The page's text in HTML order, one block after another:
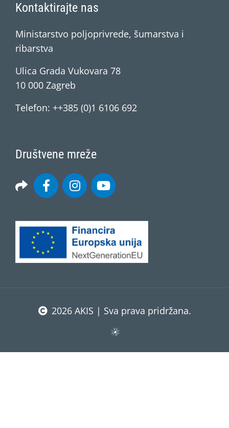
Kontaktirajte nas
Ministarstvo poljoprivrede, šumarstva i
ribarstva
Ulica Grada Vukovara 78
10 000 Zagreb
Telefon: ++385 (0)1 6106 692
Društvene mreže
2026 AKIS | Sva prava pridržana.